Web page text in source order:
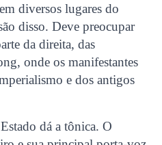
diversos lugares do
disso. Deve preocupar
da direita, das
onde os manifestantes
e dos antigos
dá a tônica. O